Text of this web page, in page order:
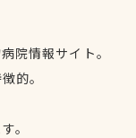
院情報サイト。
的。
。